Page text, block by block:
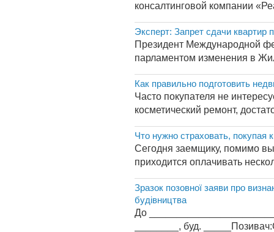
консалтинговой компании
Эксперт: Запрет сдачи
Президент Международной
парламентом изменения в
Как правильно подготовить
Часто покупателя не
косметический ремонт,
Что нужно страховать, покупая
Сегодня заемщику, помимо
приходится оплачивать
Зразок позовної заяви про
будівництва
До
________, буд.